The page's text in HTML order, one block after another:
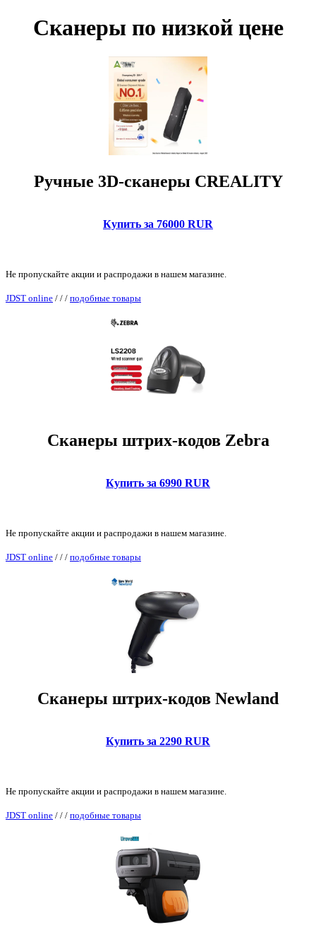
Сканеры по низкой цене
Ручные 3D-сканеры CREALITY
Купить за 76000 RUR
Не пропускайте акции и распродажи в нашем магазине.
JDST online / / / подобные товары
Сканеры штрих-кодов Zebra
Купить за 6990 RUR
Не пропускайте акции и распродажи в нашем магазине.
JDST online / / / подобные товары
Сканеры штрих-кодов Newland
Купить за 2290 RUR
Не пропускайте акции и распродажи в нашем магазине.
JDST online / / / подобные товары